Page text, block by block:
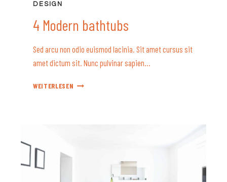
DESIGN
4 Modern bathtubs
Sed arcu non odio euismod lacinia. Sit amet cursus sit
amet dictum sit. Nunc pulvinar sapien…
WEITERLESEN